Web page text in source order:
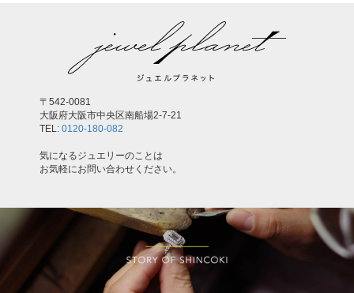
〒542-0081
大阪府大阪市中央区南船場2-7-21
TEL: 0120-180-082
気になるジュエリーのことは
お気軽にお問い合わせください。